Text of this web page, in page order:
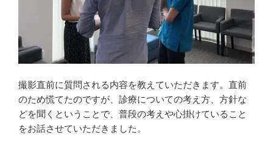
撮影直前に質問される内容を教えていただきます。直前
のため慌てたのですが、診療についての考え方、方針な
どを聞くということで、普段の考えや心掛けていること
をお話させていただきました。